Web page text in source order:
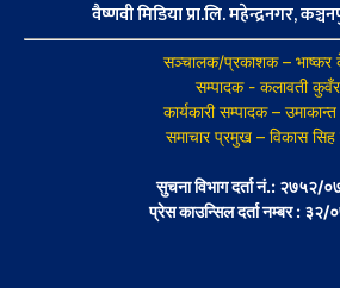
वैष्णवी मिडिया प्रा.लि. महेन्द्रनगर,
सञ्चालक/प्रकाशक – भाष्कर
सम्पादक - कलावती कुवँर
कार्यकारी सम्पादक –
समाचार प्रमुख – विकास सिह
सुचना विभाग दर्ता नं.: २७५२/
प्रेस काउन्सिल दर्ता नम्बर :